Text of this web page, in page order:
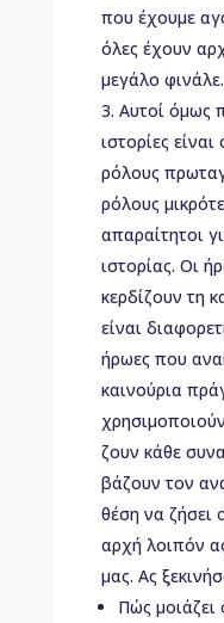
που έχουμε
όλες έχουν
μεγάλο φινάλε.
Αυτοί όμως
ιστορίες
ρόλους
ρόλους
απαραίτητοι
ιστορίας. Οι
κερδίζουν τη
είναι
ήρωες που
καινούρια
ζουν κάθε
βάζουν τον
θέση να ζήσει
αρχή λοιπόν
μας. Ας
Πώς